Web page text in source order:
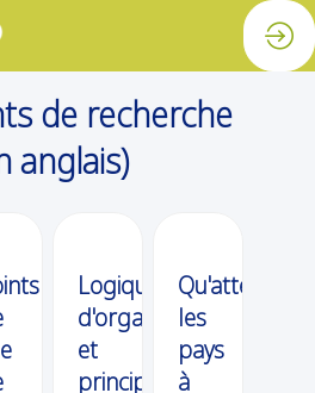
de recherche
anglais)
Logique
d'organisation
et
principes
Qu'attendent
les
pays
à